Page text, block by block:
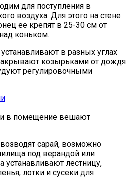
для поступления в
воздуха. Для этого на стене
ее крепят в 25-30 см от
коньком.
в разных углах
козырьками от дождя
регулировочными
в помещение вешают
сарай, возможно
под верандой или
устанавливают лестницу,
лотки и сусеки для